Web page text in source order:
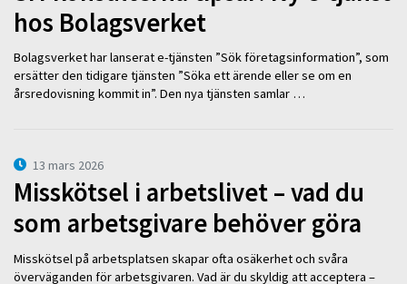
hos Bolagsverket
Bolagsverket har lanserat e-tjänsten ”Sök företagsinformation”, som
ersätter den tidigare tjänsten ”Söka ett ärende eller se om en
årsredovisning kommit in”. Den nya tjänsten samlar …
13 mars 2026
Misskötsel i arbetslivet – vad du
som arbetsgivare behöver göra
Misskötsel på arbetsplatsen skapar ofta osäkerhet och svåra
överväganden för arbetsgivaren. Vad är du skyldig att acceptera –